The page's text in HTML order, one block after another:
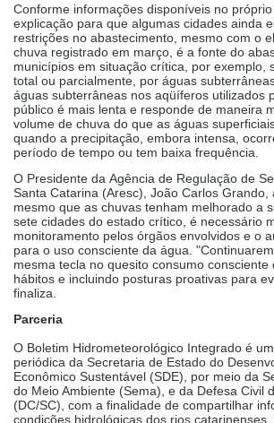
Conforme informações disponíveis no
explicação para que algumas cidades ainda
restrições no abastecimento, mesmo com o
chuva registrado em março, é a fonte do
municípios em situação crítica, por exemplo,
total ou parcialmente, por águas
águas subterrâneas nos aqüíferos utilizados
público é mais lenta e responde de maneira
volume de chuva do que as águas
quando a precipitação, embora intensa,
período de tempo ou tem baixa frequência.
O Presidente da Agência de Regulação de
Santa Catarina (Aresc), João Carlos Grando,
mesmo que as chuvas tenham melhorado a
sete cidades do estado crítico, é necessário
monitoramento pelos órgãos envolvidos e o
para o uso consciente da água.
mesma tecla no quesito consumo
hábitos e incluindo posturas proativas para
finaliza.
Parceria
O Boletim Hidrometeorológico Integrado é
periódica da Secretaria de Estado do
Econômico Sustentável (SDE), por meio da
do Meio Ambiente (Sema), e da Defesa Civil
(DC/SC), com a finalidade de compartilhar
condições hidrológicas dos rios